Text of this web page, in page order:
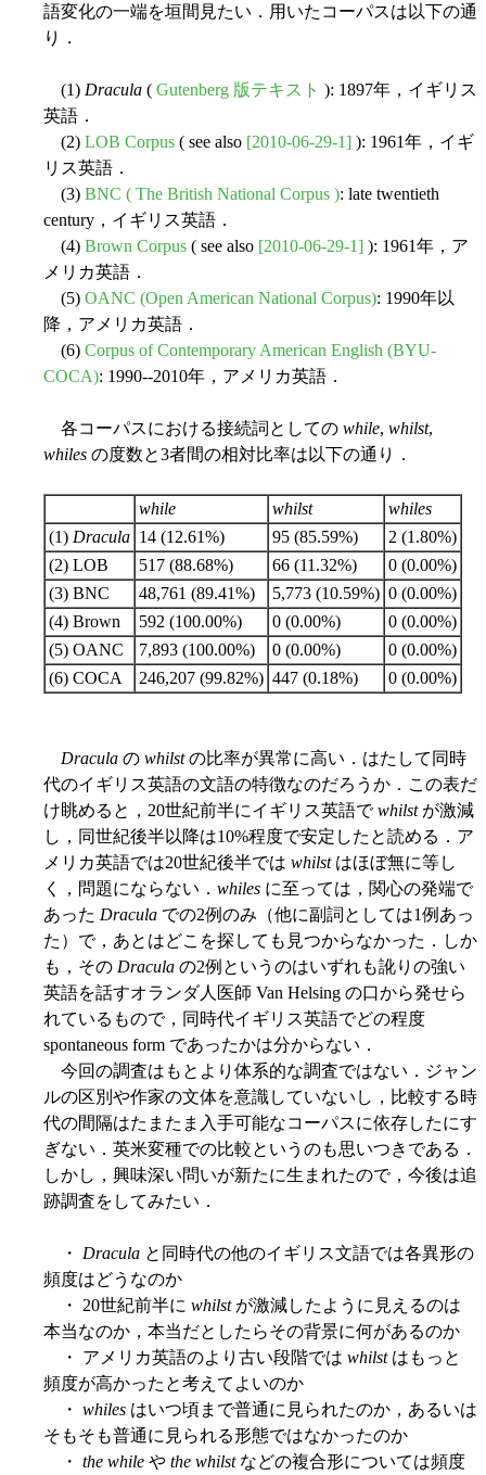
語変化の一端を垣間見たい．用いたコーパスは以下の通
り．
(1) Dracula ( Gutenberg 版テキスト ): 1897年，イギリス
英語．
(2) LOB Corpus ( see also [2010-06-29-1] ): 1961年，イギ
リス英語．
(3) BNC ( The British National Corpus ): late twentieth
century，イギリス英語．
(4) Brown Corpus ( see also [2010-06-29-1] ): 1961年，ア
メリカ英語．
(5) OANC (Open American National Corpus): 1990年以
降，アメリカ英語．
(6) Corpus of Contemporary American English (BYU-
COCA): 1990--2010年，アメリカ英語．
各コーパスにおける接続詞としての while, whilst,
whiles の度数と3者間の相対比率は以下の通り．
while whilst
whiles
(1) Dracula 14 (12.61%) 95 (85.59%)
2 (1.80%)
(2) LOB
517 (88.68%) 66 (11.32%)
0 (0.00%)
(3) BNC
48,761 (89.41%) 5,773 (10.59%) 0 (0.00%)
(4) Brown
592 (100.00%) 0 (0.00%)
0 (0.00%)
(5) OANC
7,893 (100.00%) 0 (0.00%)
0 (0.00%)
(6) COCA
246,207 (99.82%) 447 (0.18%) 0 (0.00%)
Dracula の whilstの比率が異常に高い．はたして同時
代のイギリス英語の文語の特徴なのだろうか．この表だ
け眺めると，20世紀前半にイギリス英語でwhilstが激減
し，同世紀後半以降は10%程度で安定したと読める．ア
メリカ英語では20世紀後半では whilstはほぼ無に等し
く，問題にならない． whiles に至っては，関心の発端で
あった Dracula での2例のみ（他に副詞としては1例あっ
た）で，あとはどこを探しても見つからなかった．しか
も，その Dracula の2例というのはいずれも訛りの強い
英語を話すオランダ人医師 Van Helsing の口から発せら
れているもので，同時代イギリス英語でどの程度
spontaneous form であったかは分からない．
今回の調査はもとより体系的な調査ではない．ジャン
ルの区別や作家の文体を意識していないし，比較する時
代の間隔はたまたま入手可能なコーパスに依存したにす
ぎない．英米変種での比較というのも思いつきである．
しかし，興味深い問いが新たに生まれたので，今後は追
跡調査をしてみたい．
・ Dracula と同時代の他のイギリス文語では各異形の
頻度はどうなのか
・ 20世紀前半に whilstが激減したように見えるのは
本当なのか，本当だとしたらその背景に何があるのか
・ アメリカ英語のより古い段階では whilstはもっと
頻度が高かったと考えてよいのか
・ whiles はいつ頃まで普通に見られたのか，あるいは
そもそも普通に見られる形態ではなかったのか
・ the while や the whilstなどの複合形については頻度